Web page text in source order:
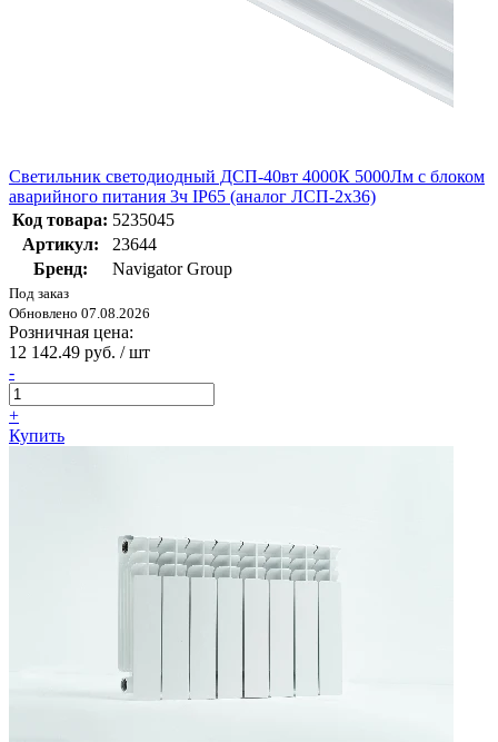
Светильник светодиодный ДСП-40вт 4000К 5000Лм с блоком
аварийного питания 3ч IP65 (аналог ЛСП-2х36)
Код товара: 5235045
Артикул:
23644
Бренд:
Navigator Group
Под заказ
Обновлено 07.08.2026
Розничная цена:
12 142.49 руб. / шт
-
+
Купить